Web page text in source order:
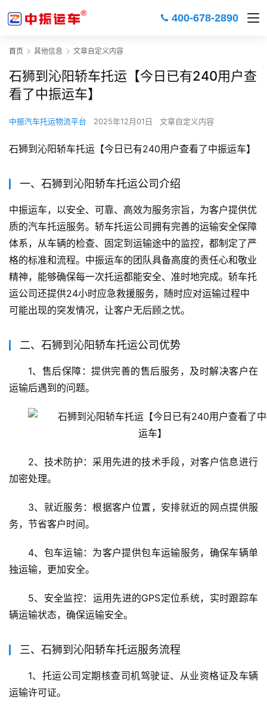
400-678-2890
首页 其他信息 文章自定义内容
石狮到沁阳轿车托运【今日已有240用户查
看了中振运车】
中振汽车托运物流平台 2025年12月01日 文章自定义内容
石狮到沁阳轿车托运【今日已有240用户查看了中振运车】
一、石狮到沁阳轿车托运公司介绍
中振运车，以安全、可靠、高效为服务宗旨，为客户提供优
质的汽车托运服务。轿车托运公司拥有完善的运输安全保障
体系，从车辆的检查、固定到运输途中的监控，都制定了严
格的标准和流程。中振运车的团队具备高度的责任心和敬业
精神，能够确保每一次托运都能安全、准时地完成。轿车托
运公司还提供24小时应急救援服务，随时应对运输过程中
可能出现的突发情况，让客户无后顾之忧。
二、石狮到沁阳轿车托运公司优势
1、售后保障：提供完善的售后服务，及时解决客户在
运输后遇到的问题。
2、技术防护：采用先进的技术手段，对客户信息进行
加密处理。
3、就近服务：根据客户位置，安排就近的网点提供服
务，节省客户时间。
4、包车运输：为客户提供包车运输服务，确保车辆单
独运输，更加安全。
5、安全监控：运用先进的GPS定位系统，实时跟踪车
辆运输状态，确保运输安全。
三、石狮到沁阳轿车托运服务流程
1、托运公司定期核查司机驾驶证、从业资格证及车辆
运输许可证。